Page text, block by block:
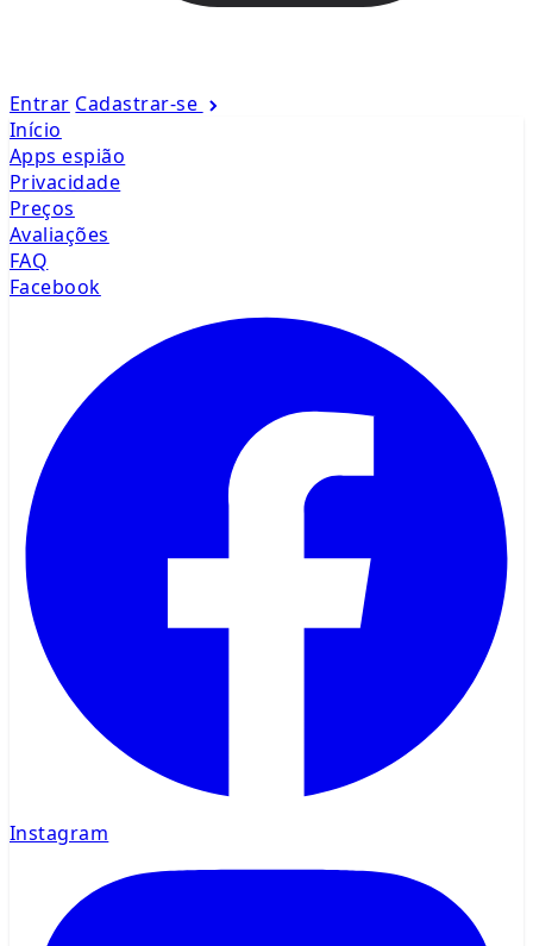
Entrar Cadastrar-se
Início
Apps espião
Privacidade
Preços
Avaliações
FAQ
Facebook
Instagram